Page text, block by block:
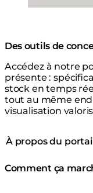
Des outils de
Accédez à notre
présente :
stock en temps
tout au même
visualisation
À propos du
Comment ça